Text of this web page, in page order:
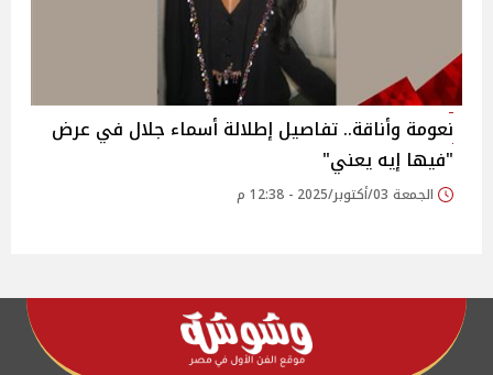
نعومة وأناقة.. تفاصيل إطلالة أسماء جلال في عرض
"فيها إيه يعني"
الجمعة 03/أكتوبر/2025 - 12:38 م